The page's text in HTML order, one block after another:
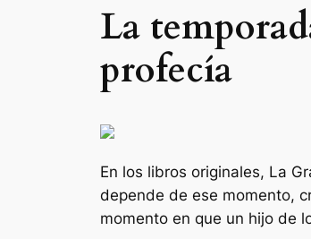
La
profecía
En los libros originales, La
depende de ese momento,
momento en que un hijo de